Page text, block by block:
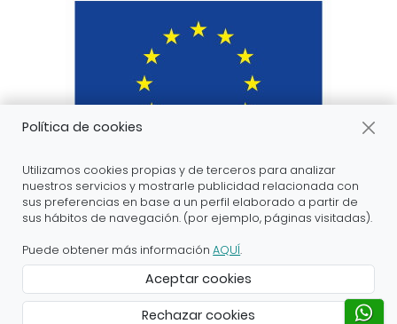
ARANDA ARTE-VÉRTICE SL ha recibido servicios de
apoyo a la digitalización financiados por el proyecto
DIHnamic a través del programa de investigación e
innovación “Horizonte 2020” de la Unión Europea en
virtud del acuerdo de subvención nº 824186.
Política de cookies
Utilizamos cookies propias y de terceros para analizar
nuestros servicios y mostrarle publicidad relacionada con
sus preferencias en base a un perfil elaborado a partir de
sus hábitos de navegación. (por ejemplo, páginas visitadas).
Puede obtener más informaciónAQUÍ.
Aceptar cookies
Rechazar cookies